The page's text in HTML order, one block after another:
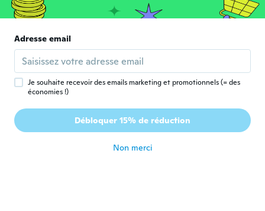
H Hervé
Inscrit depuis 2019 · 15 avis · 1 chargements
Top!
Edina
Inscrit depuis 2018 · 209 avis · 11 chargements
Adresse email
Je souhaite recevoir des emails marketing et promotionnels (= des
économies !)
Débloquer 15% de réduction
Non merci